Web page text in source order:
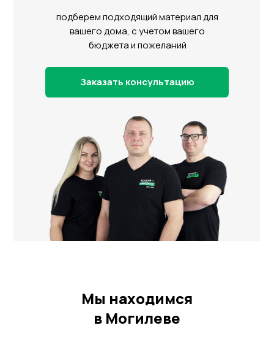
подберем подходящий материал для
вашего дома, с учетом вашего
бюджета и пожеланий
Заказать консультацию
Мы находимся
в Могилеве